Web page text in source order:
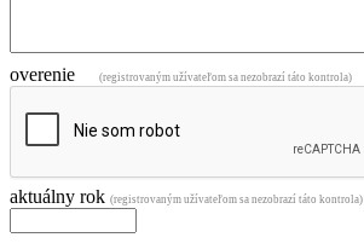
overenie (registrovaným užívateľom sa nezobrazí táto kontrola)
aktuálny rok (registrovaným užívateľom sa nezobrazí táto kontrola)